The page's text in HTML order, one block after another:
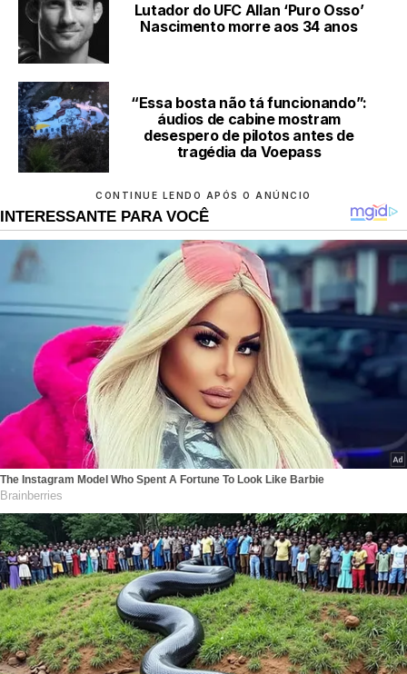
Lutador do UFC Allan ‘Puro Osso’
Nascimento morre aos 34 anos
“Essa bosta não tá funcionando”:
áudios de cabine mostram
desespero de pilotos antes de
tragédia da Voepass
CONTINUE LENDO APÓS O ANÚNCIO
INTERESSANTE PARA VOCÊ
The Instagram Model Who Spent A Fortune To Look Like Barbie
Brainberries